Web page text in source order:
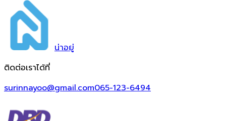
น่าอยู่
ติดต่อเราได้ที่
surinnayoo@gmail.com065-123-6494